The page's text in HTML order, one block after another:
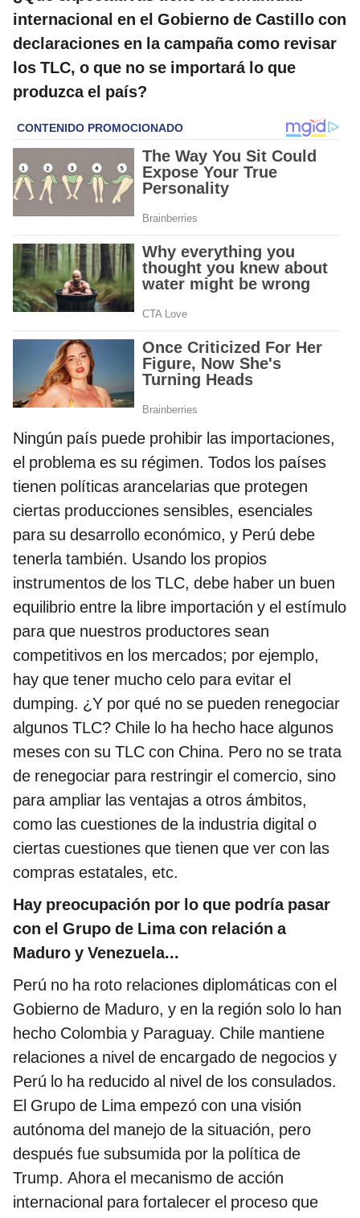
internacional en el Gobierno de Castillo con
declaraciones en la campaña como revisar
los TLC, o que no se importará lo que
produzca el país?
Ningún país puede prohibir las importaciones,
el problema es su régimen. Todos los países
tienen políticas arancelarias que protegen
ciertas producciones sensibles, esenciales
para su desarrollo económico, y Perú debe
tenerla también. Usando los propios
instrumentos de los TLC, debe haber un buen
equilibrio entre la libre importación y el estímulo
para que nuestros productores sean
competitivos en los mercados; por ejemplo,
hay que tener mucho celo para evitar el
dumping. ¿Y por qué no se pueden renegociar
algunos TLC? Chile lo ha hecho hace algunos
meses con su TLC con China. Pero no se trata
de renegociar para restringir el comercio, sino
para ampliar las ventajas a otros ámbitos,
como las cuestiones de la industria digital o
ciertas cuestiones que tienen que ver con las
compras estatales, etc.
Hay preocupación por lo que podría pasar
con el Grupo de Lima con relación a
Maduro y Venezuela...
Perú no ha roto relaciones diplomáticas con el
Gobierno de Maduro, y en la región solo lo han
hecho Colombia y Paraguay. Chile mantiene
relaciones a nivel de encargado de negocios y
Perú lo ha reducido al nivel de los consulados.
El Grupo de Lima empezó con una visión
autónoma del manejo de la situación, pero
después fue subsumida por la política de
Trump. Ahora el mecanismo de acción
internacional para fortalecer el proceso que